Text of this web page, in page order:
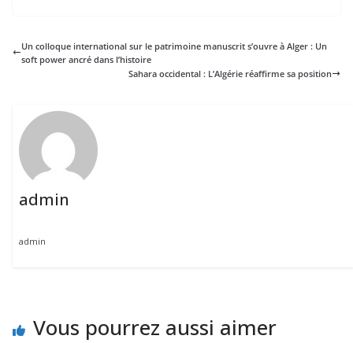
Un colloque international sur le patrimoine manuscrit s’ouvre à Alger : Un
soft power ancré dans l’histoire
Sahara occidental : L’Algérie réaffirme sa position
admin
admin
Vous pourrez aussi aimer